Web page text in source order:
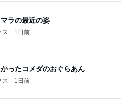
ラの最近の姿
ス 1日前
ったコメダのおぐらあん
ス 1日前